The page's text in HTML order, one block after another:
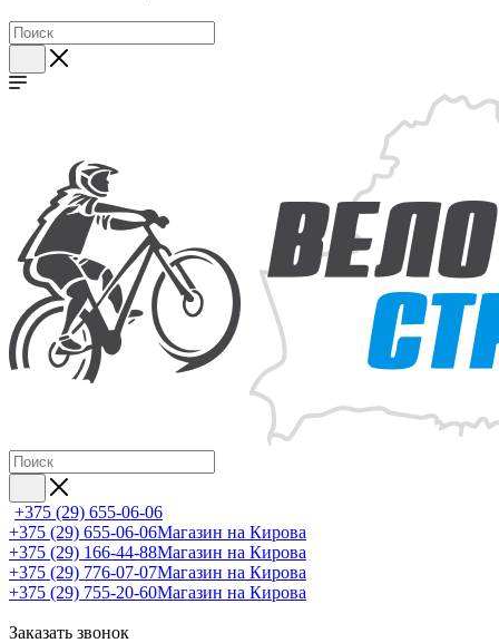
+375 (29) 655-06-06
+375 (29) 655-06-06Магазин на Кирова
+375 (29) 166-44-88Магазин на Кирова
+375 (29) 776-07-07Магазин на Кирова
+375 (29) 755-20-60Магазин на Кирова
Заказать звонок